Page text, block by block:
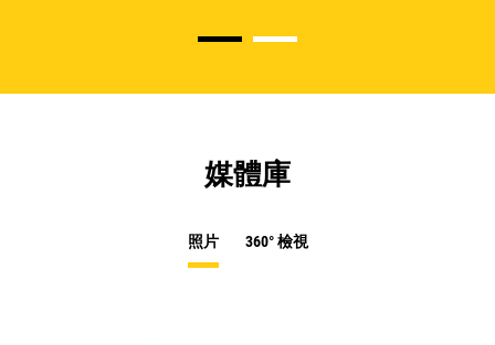
媒體庫
照片 360° 檢視